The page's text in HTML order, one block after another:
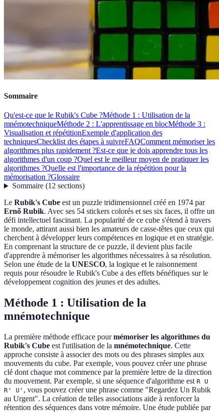
Sommaire
Qu'est-ce que le Rubik's Cube ?Méthode 1 : Utilisation de la
mnémotechniqueMéthode 2 : L'apprentissage en blocMéthode 3 :
Visualisation et répétitionExemple d'application des
techniquesChecklist des étapes à suivreFAQComment mémoriser les
algorithmes plus rapidement ?Est-ce que je dois apprendre tous les
algorithmes d'un coup ?Quel est le meilleur moyen de pratiquer les
algorithmes ?Quelle est l'importance de la répétition pour la
mémorisation ?Glossaire
Sommaire(12 sections)
Le Rubik's Cube est un puzzle tridimensionnel créé en 1974 par
Ernő Rubik. Avec ses 54 stickers colorés et ses six faces, il offre un
défi intellectuel fascinant. La popularité de ce cube s'étend à travers
le monde, attirant aussi bien les amateurs de casse-têtes que ceux qui
cherchent à développer leurs compétences en logique et en stratégie.
En comprenant la structure de ce puzzle, il devient plus facile
d'apprendre à mémoriser les algorithmes nécessaires à sa résolution.
Selon une étude de la UNESCO, la logique et le raisonnement
requis pour résoudre le Rubik's Cube a des effets bénéfiques sur le
développement cognition des jeunes et des adultes.
Méthode 1 : Utilisation de la
mnémotechnique
La première méthode efficace pourmémoriser les algorithmes du
Rubik's Cube est l'utilisation de la mnémotechnique. Cette
approche consiste à associer des mots ou des phrases simples aux
mouvements du cube. Par exemple, vous pouvez créer une phrase
clé dont chaque mot commence par la première lettre de la direction
du mouvement. Par exemple, si une séquence d'algorithme est R U
R' U' , vous pouvez créer une phrase comme "Regardez Un Rubik
au Urgent". La création de telles associations aide à renforcer la
rétention des séquences dans votre mémoire. Une étude publiée par